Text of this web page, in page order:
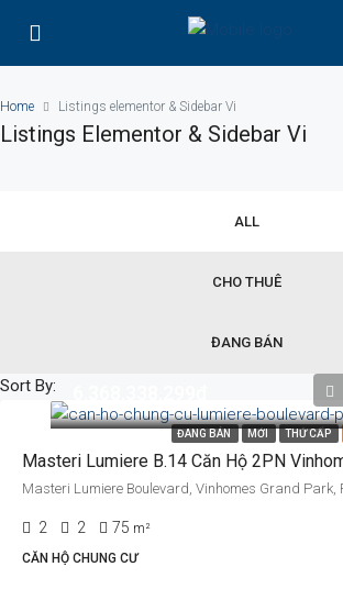
Home Listings elementor & Sidebar Vi
Listings Elementor & Sidebar Vi
ALL
CHO THUÊ
ĐANG BÁN
Sort By:
ĐANG BÁN MỚI THỨ CẤP
Masteri Lumiere B.14 Căn Hộ 2PN
2 2 75 m²
CĂN HỘ CHUNG CƯ